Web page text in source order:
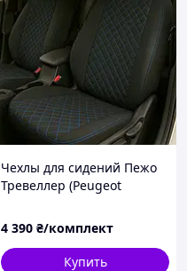
Чехлы для сидений Пежо
Тревеллер (Peugeot
ромбами
4 390 ₴/комплект
Купить